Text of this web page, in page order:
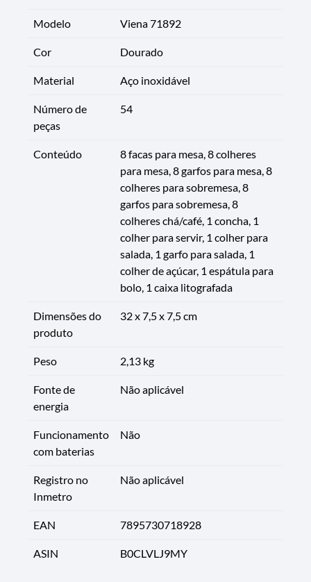
Modelo Viena 71892
Cor Dourado
Material Aço inoxidável
Número de
peças
54
Conteúdo
8 facas para mesa, 8 colheres
para mesa, 8 garfos para mesa, 8
colheres para sobremesa, 8
garfos para sobremesa, 8
colheres chá/café, 1 concha, 1
colher para servir, 1 colher para
salada, 1 garfo para salada, 1
colher de açúcar, 1 espátula para
bolo, 1 caixa litografada
Dimensões do
produto
32 x 7,5 x 7,5 cm
Peso 2,13 kg
Fonte de
energia
Não aplicável
Funcionamento
com baterias
Não
Registro no
Inmetro
Não aplicável
EAN 7895730718928
ASIN B0CLVLJ9MY